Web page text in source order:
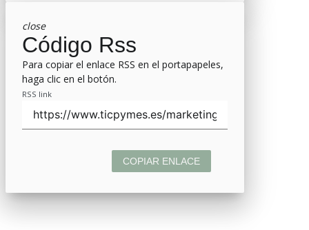
close
Código Rss
Para copiar el enlace RSS en el portapapeles,
haga clic en el botón.
RSS link
COPIAR ENLACE